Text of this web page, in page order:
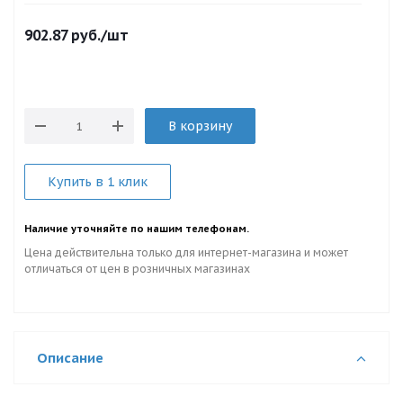
902.87руб./шт
В корзину
Купить в 1 клик
Наличие уточняйте по нашим телефонам.
Цена действительна только для интернет-магазина и может
отличаться от цен в розничных магазинах
Описание